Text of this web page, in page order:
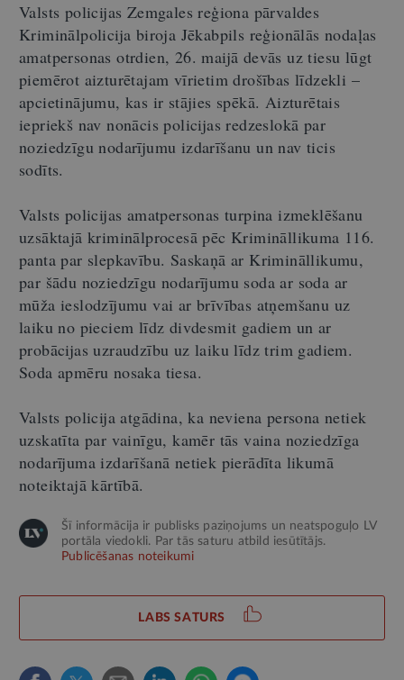
Valsts policijas Zemgales reģiona pārvaldes
Kriminālpolicija biroja Jēkabpils reģionālās nodaļas
amatpersonas otrdien, 26. maijā devās uz tiesu lūgt
piemērot aizturētajam vīrietim drošības līdzekli –
apcietinājumu, kas ir stājies spēkā. Aizturētais
iepriekš nav nonācis policijas redzeslokā par
noziedzīgu nodarījumu izdarīšanu un nav ticis
sodīts.
Valsts policijas amatpersonas turpina izmeklēšanu
uzsāktajā kriminālprocesā pēc Krimināllikuma 116.
panta par slepkavību. Saskaņā ar Krimināllikumu,
par šādu noziedzīgu nodarījumu soda ar soda ar
mūža ieslodzījumu vai ar brīvības atņemšanu uz
laiku no pieciem līdz divdesmit gadiem un ar
probācijas uzraudzību uz laiku līdz trim gadiem.
Soda apmēru nosaka tiesa.
Valsts policija atgādina, ka neviena persona netiek
uzskatīta par vainīgu, kamēr tās vaina noziedzīga
nodarījuma izdarīšanā netiek pierādīta likumā
noteiktajā kārtībā.
Šī informācija ir publisks paziņojums un neatspoguļo LV
portāla viedokli. Par tās saturu atbild iesūtītājs.
Publicēšanas noteikumi
LABS SATURS